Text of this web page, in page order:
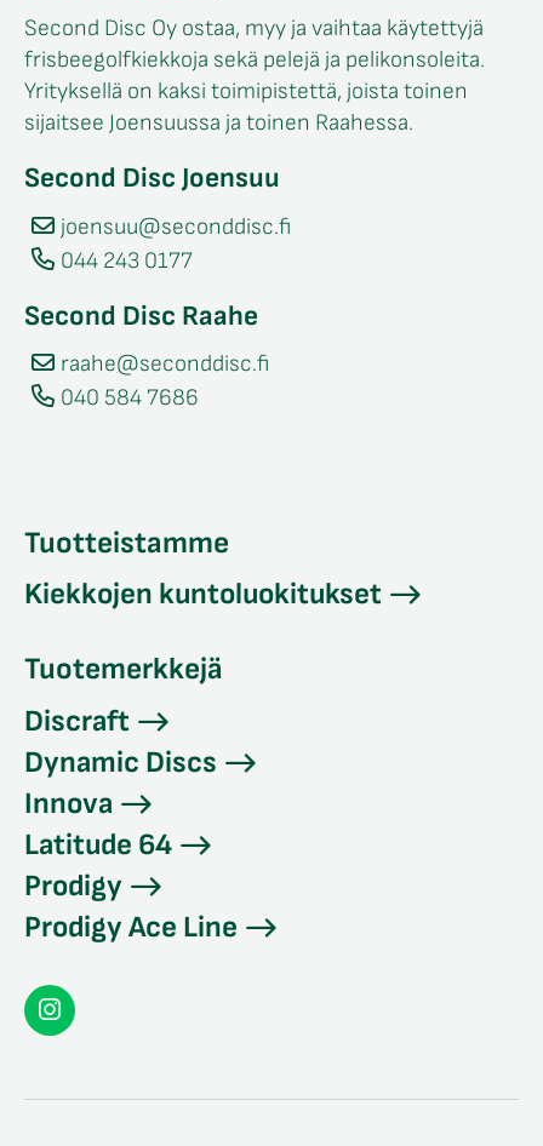
Second Disc Oy ostaa, myy ja vaihtaa käytettyjä
frisbeegolfkiekkoja sekä pelejä ja pelikonsoleita.
Yrityksellä on kaksi toimipistettä, joista toinen
sijaitsee Joensuussa ja toinen Raahessa.
Second Disc Joensuu
joensuu@seconddisc.fi
044 243 0177
Second Disc Raahe
raahe@seconddisc.fi
040 584 7686
Tuotteistamme
Kiekkojen kuntoluokitukset
Tuotemerkkejä
Discraft
Dynamic Discs
Innova
Latitude 64
Prodigy
Prodigy Ace Line
Seconddisc